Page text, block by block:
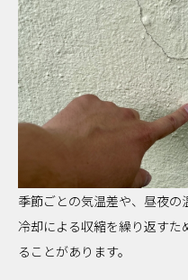
季節ごとの気温差や、昼夜
冷却による収縮を繰り返す
ることがあります。